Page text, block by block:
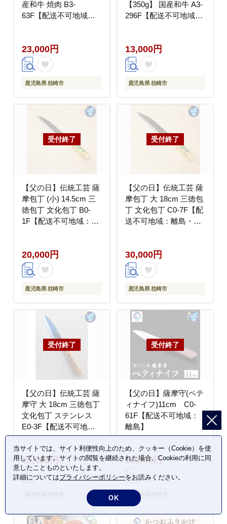
産和牛 焼肉 B3-
63F【配送不可地域：
23,000円
鹿児島県 枕崎市
【350g】 国産和牛 A3-
296F【配送不可地域：
13,000円
鹿児島県 枕崎市
【父の日】伝統工芸 薩
摩包丁 (小) 14.5cm 三
徳包丁 文化包丁 B0-
1F【配送不可地域：離
20,000円
鹿児島県 枕崎市
【父の日】伝統工芸 薩
摩包丁 大 18cm 三徳包
丁 文化包丁 C0-7F【配
送不可地域：離島・沖
30,000円
鹿児島県 枕崎市
【父の日】伝統工芸 薩
摩守 大 18cm 三徳包丁
文化包丁 ステンレス
E0-3F【配送不可地
域：離島・沖縄県】
50,000円
【父の日】薩摩守(ペテ
ィナイフ)11cm C0-
61F【配送不可地域：
離島】
30,000円
鹿児島県 枕崎市
当サイトでは、サイト利便性向上のため、クッキー（Cookie）を使
用しています。サイトの閲覧を継続された場合、Cookieの利用に同
意したことものといたします。
詳細についてはプライバシーポリシーをお読みください。
OK